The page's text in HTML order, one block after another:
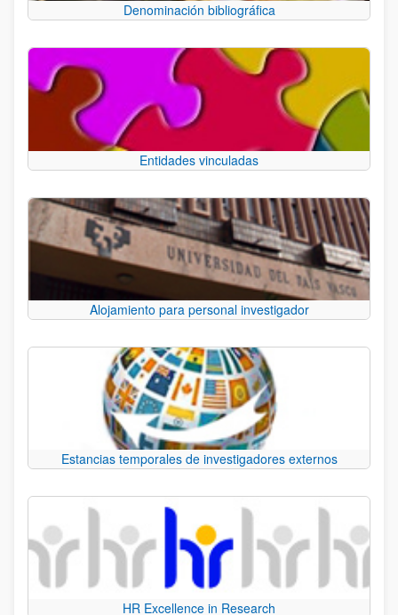
Denominación bibliográfica
Entidades vinculadas
Alojamiento para personal investigador
Estancias temporales de investigadores externos
HR Excellence in Research